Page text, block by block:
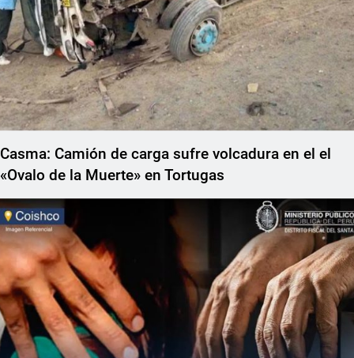
Casma: Camión de carga sufre volcadura en el el
«Ovalo de la Muerte» en Tortugas